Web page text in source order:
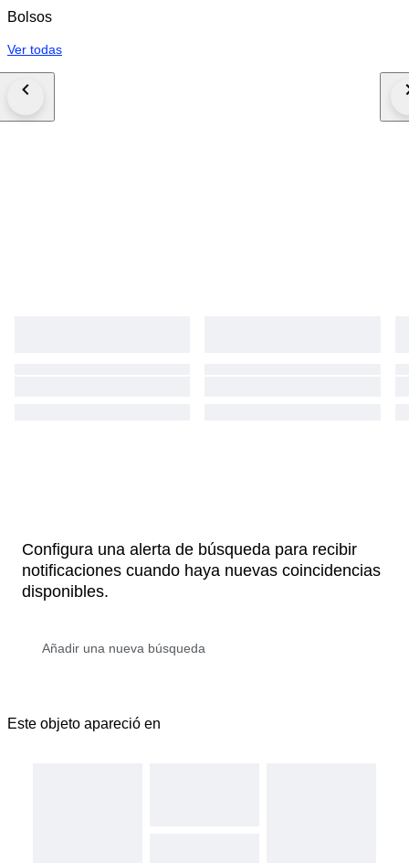
Bolsos
Ver todas
Configura una alerta de búsqueda para recibir
notificaciones cuando haya nuevas coincidencias
disponibles.
Este objeto apareció en